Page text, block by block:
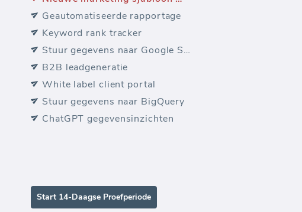
Geautomatiseerde rapportage
Keyword rank tracker
Stuur gegevens naar Google Sheets
B2B leadgeneratie
White label client portal
Stuur gegevens naar BigQuery
ChatGPT gegevensinzichten
Start 14-Daagse Proefperiode